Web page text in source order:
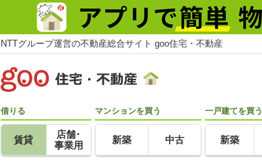
NTTグループ運営の不動産総合サイト goo住宅・不動産
借りる
賃貸
店舗･
事業用
マンションを買う
新築 中古
一戸建てを買う
新築